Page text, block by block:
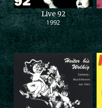
Live 92
1992